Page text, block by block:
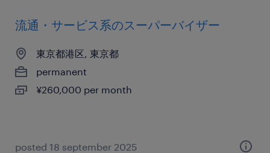
流通・サービス系のスーパーバイザー
東京都港区, 東京都
permanent
¥260,000 per month
posted 18 september 2025